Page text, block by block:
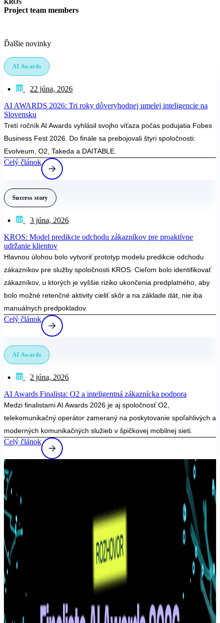
KROS
Project team members
Ďalšie novinky
AI Awards
22 júna, 2026
AI AWARDS 2026: Tri roky dôveryhodnej umelej inteligencie na
Slovensku
Tretí ročník AI Awards vyhlásil svojho víťaza počas podujatia Fobes
Business Fest 2026. Do finále sa prebojovali štyri spoločnosti:
Evolveum, O2, Takeda a DAITABLE.
Celý článok
Success story
3 júna, 2026
KROS: Model predikcie odchodu zákazníkov pre proaktívne
udržanie klientov
Hlavnou úlohou bolo vytvoriť prototyp modelu predikcie odchodu
zákazníkov pre služby spoločnosti KROS. Cieľom bolo identifikovať
zákazníkov, u ktorých je vyššie riziko ukončenia predplatného, aby
bolo možné retenčné aktivity cieliť skôr a na základe dát, nie iba
manuálnych predpokladov.
Celý článok
AI Awards
2 júna, 2026
AI Awards Finalista: O2 a inteligentná zákaznícka podpora
Medzi finalistami AI Awards 2026 je aj spoločnosť O2,
telekomunikačný operátor zameraný na poskytovanie spoľahlivých a
moderných komunikačných služieb v špičkovej mobilnej sieti.
Celý článok